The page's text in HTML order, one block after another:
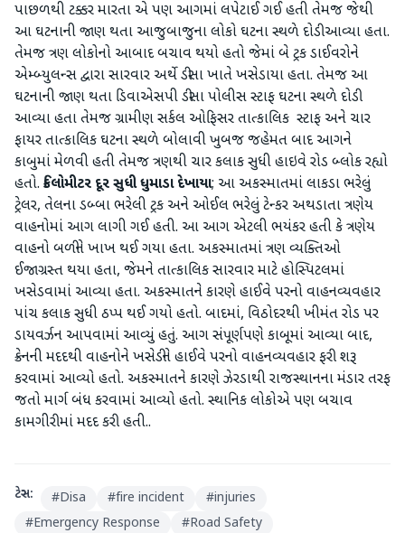
પાછળથી ટક્કર મારતા એ પણ આગમાં લપેટાઈ ગઈ હતી તેમજ જેથી
આ ઘટનાની જાણ થતા આજુબાજુના લોકો ઘટના સ્થળે દોડી આવ્યા હતા.
તેમજ ત્રણ લોકોનો આબાદ બચાવ થયો હતો જેમાં બે ટ્રક ડાઈવરોને
એમ્બ્યુલન્સ દ્વારા સારવાર અર્થે ડીસા ખાતે ખસેડાયા હતા. તેમજ આ
ઘટનાની જાણ થતા ડિવાએસપી ડીસા પોલીસ સ્ટાફ ઘટના સ્થળે દોડી
આવ્યા હતા તેમજ ગ્રામીણ સર્કલ ઓફિસર તાત્કાલિક સ્ટાફ અને ચાર
ફાયર તાત્કાલિક ઘટના સ્થળે બોલાવી ખુબજ જહેમત બાદ આગને
કાબુમાં મેળવી હતી તેમજ ત્રણથી ચાર કલાક સુધી હાઇવે રોડ બ્લોક રહ્યો
હતો. કિલોમીટર દૂર સુધી ધુમાડા દેખાયા; આ અકસ્માતમાં લાકડા ભરેલું
ટ્રેલર, તેલના ડબ્બા ભરેલી ટ્રક અને ઓઈલ ભરેલું ટેન્કર અથડાતા ત્રણેય
વાહનોમાં આગ લાગી ગઈ હતી. આ આગ એટલી ભયંકર હતી કે ત્રણેય
વાહનો બળીને ખાખ થઈ ગયા હતા. અકસ્માતમાં ત્રણ વ્યક્તિઓ
ઈજાગ્રસ્ત થયા હતા, જેમને તાત્કાલિક સારવાર માટે હોસ્પિટલમાં
ખસેડવામાં આવ્યા હતા. અકસ્માતને કારણે હાઈવે પરનો વાહનવ્યવહાર
પાંચ કલાક સુધી ઠપ્પ થઈ ગયો હતો. બાદમાં, વિઠોદરથી ખીમંત રોડ પર
ડાયવર્ઝન આપવામાં આવ્યું હતું. આગ સંપૂર્ણપણે કાબૂમાં આવ્યા બાદ,
ક્રેનની મદદથી વાહનોને ખસેડીને હાઈવે પરનો વાહનવ્યવહાર ફરી શરૂ
કરવામાં આવ્યો હતો. અકસ્માતને કારણે ઝેરડાથી રાજસ્થાનના મંડાર તરફ
જતો માર્ગ બંધ કરવામાં આવ્યો હતો. સ્થાનિક લોકોએ પણ બચાવ
કામગીરીમાં મદદ કરી હતી..
ટેગ્સ: #Disa #fire incident #injuries
#Emergency Response #Road Safety